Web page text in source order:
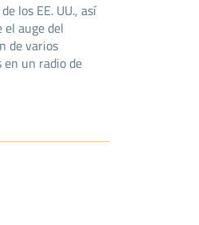
los EE. UU., así
auge del
de varios
en un radio de